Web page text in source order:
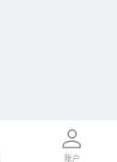
账户